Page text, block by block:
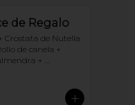
de Regalo
Crostata de Nutella
de canela +
+